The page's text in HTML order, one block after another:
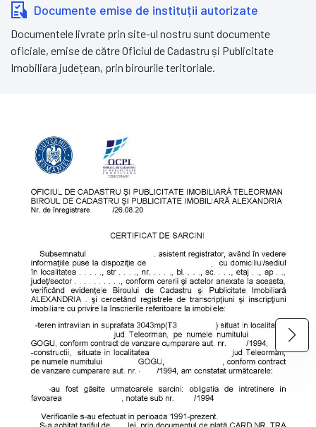
Documente emise de instituții autorizate
Documentele livrate prin site-ul nostru sunt documente
oficiale, emise de către Oficiul de Cadastru și Publicitate
Imobiliara județean, prin birourile teritoriale.